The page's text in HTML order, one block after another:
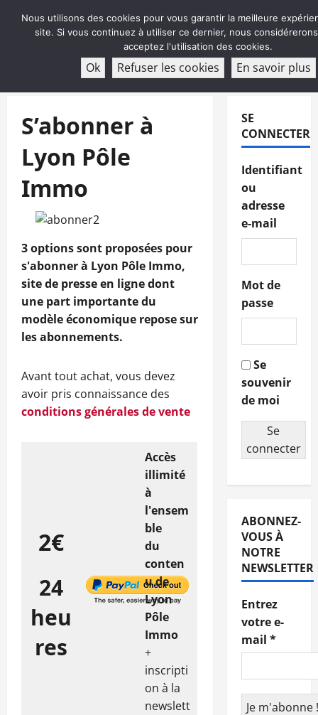
ABONNEMENT
S’abonner à
Lyon Pôle
Immo
3 options sont proposées pour
s'abonner à Lyon Pôle Immo,
site de presse en ligne dont
une part importante du
modèle économique repose sur
les abonnements.
Avant tout achat, vous devez
avoir pris connaissance des
conditions générales de vente
2€
24
heu
res
Accès
illimité
à
l'ensem
ble
du
conten
u de
Lyon
Pôle
Immo
+
inscripti
on à la
newslett
SE
CONNECTER
Identifiant
ou
adresse
e-mail
Mot de
passe
Se
souvenir
de moi
Se
connecter
ABONNEZ-
VOUS À
NOTRE
NEWSLETTER
Entrez
votre e-
mail *
Nous utilisons des cookies pour vous garantir la meilleure
site. Si vous continuez à utiliser ce dernier, nous
acceptez l'utilisation des cookies.
Ok Refuser les cookies En savoir plus